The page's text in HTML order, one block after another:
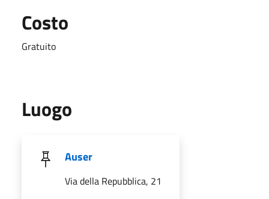
Costo
Gratuito
Luogo
Auser
Via della Repubblica, 21